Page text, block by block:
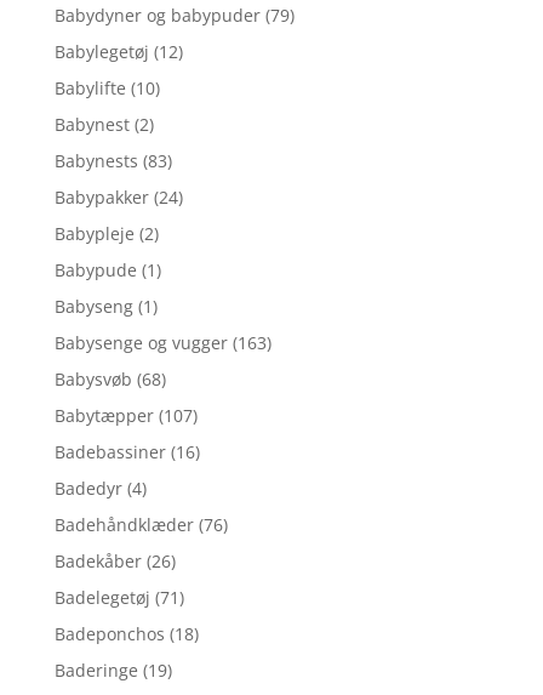
Babydyner og babypuder (79)
Babylegetøj (12)
Babylifte (10)
Babynest (2)
Babynests (83)
Babypakker (24)
Babypleje (2)
Babypude (1)
Babyseng (1)
Babysenge og vugger (163)
Babysvøb (68)
Babytæpper (107)
Badebassiner (16)
Badedyr (4)
Badehåndklæder (76)
Badekåber (26)
Badelegetøj (71)
Badeponchos (18)
Baderinge (19)